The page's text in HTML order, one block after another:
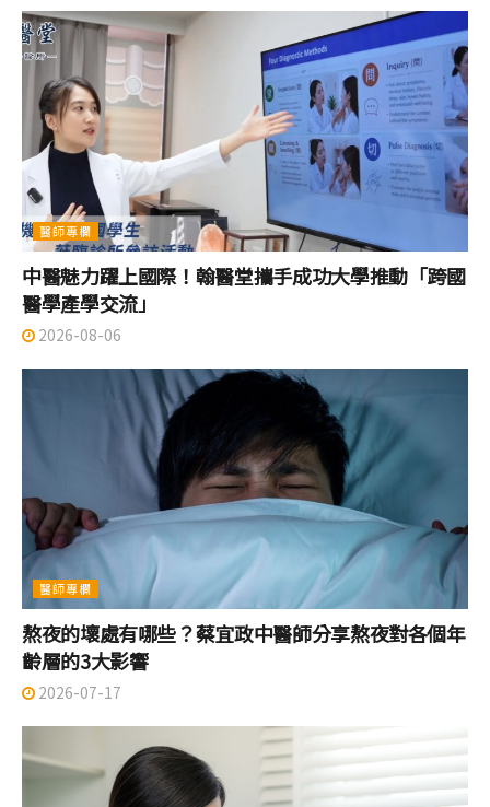
醫師專欄
中醫魅力躍上國際！翰醫堂攜手成功大學推動「跨國
醫學產學交流」
2026-08-06
醫師專欄
熬夜的壞處有哪些？蔡宜政中醫師分享熬夜對各個年
齡層的3大影響
2026-07-17